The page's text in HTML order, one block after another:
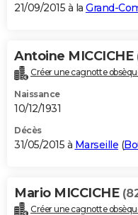
21/09/2015 à la Grand-
Antoine MICCICHE
Créer une cagnotte
Naissance
10/12/1931
Décès
31/05/2015 à Marseille (
Mario MICCICHE
Créer une cagnotte